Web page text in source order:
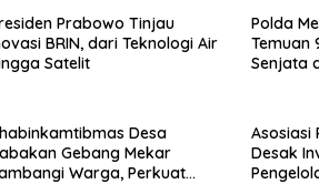
Prabowo Tinjau
BRIN, dari Teknologi Air
Satelit
Polda
Temuan
Senjata
Desa
Gebang Mekar
Warga, Perkuat
Asosiasi
Desak